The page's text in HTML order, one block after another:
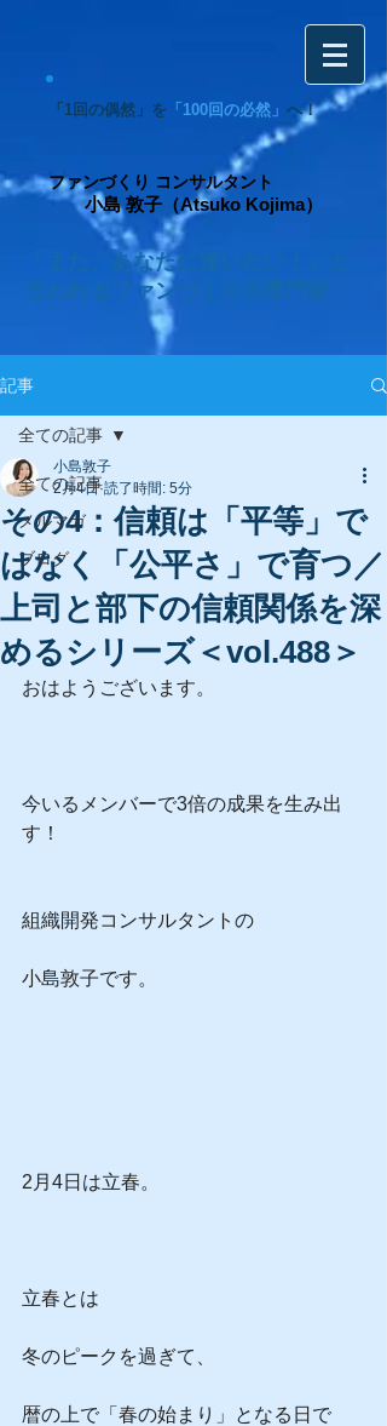
「1回の偶然」を 「100回の必然」 へ！
ファンづくり コンサルタント
小島 敦子（Atsuko Kojima）
「また、あなたに逢いたい！」と
言われるファンづくりの専門家
記事
全ての記事
メルマガ
ブログ
全ての記事
その4：信頼は「平等」で
はなく「公平さ」で育つ／
上司と部下の信頼関係を深
めるシリーズ＜vol.488＞
小島敦子
2月4日 読了時間: 5分
おはようございます。
今いるメンバーで3倍の成果を生み出
す！
組織開発コンサルタントの
小島敦子です。
2月4日は立春。
立春とは
冬のピークを過ぎて、
暦の上で「春の始まり」となる日で